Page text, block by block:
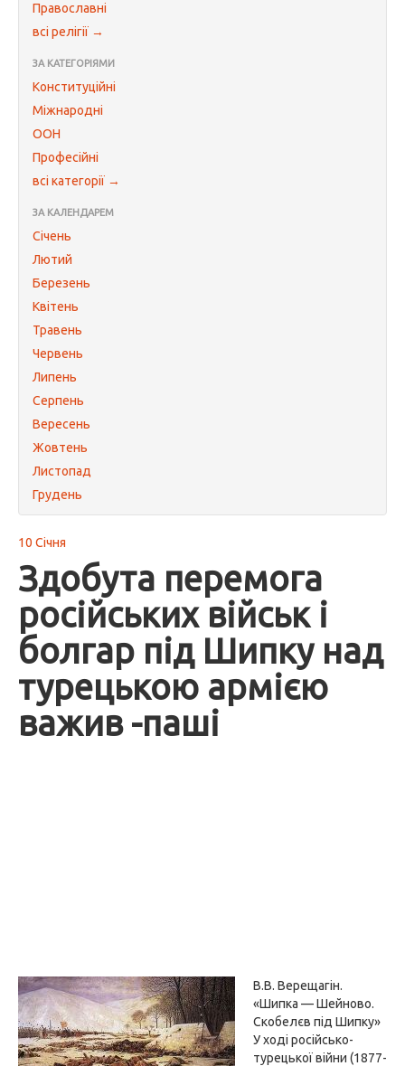
Православні
всі релігії →
ЗА КАТЕГОРІЯМИ
Конституційні
Міжнародні
ООН
Професійні
всі категорії →
ЗА КАЛЕНДАРЕМ
Січень
Лютий
Березень
Квітень
Травень
Червень
Липень
Серпень
Вересень
Жовтень
Листопад
Грудень
10 Січня
Здобута перемога
російських військ і
болгар під Шипку над
турецькою армією
важив -паші
В.В. Верещагін.
«Шипка — Шейново.
Скобелєв під Шипку»
У ході російсько-
турецької війни (1877-